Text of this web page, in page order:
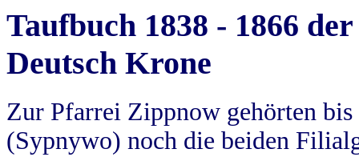
Taufbuch 1838 - 1866
Deutsch Krone
Zur Pfarrei Zippnow gehörten
(Sypnywo) noch die beiden